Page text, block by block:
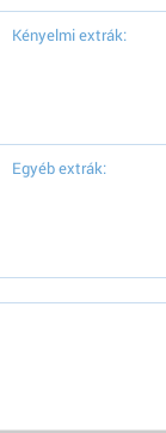
Kényelmi extrák:
Egyéb extrák: